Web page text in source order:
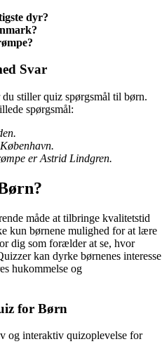
dyr?
Svar
stiller quiz spørgsmål til børn.
spørgsmål:
er Astrid Lindgren.
måde at tilbringe kvalitetstid
kun børnene mulighed for at lære
dig som forælder at se, hvor
kan dyrke børnenes interesse
hukommelse og
for Børn
og interaktiv quizoplevelse for